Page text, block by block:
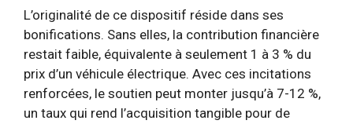
L’originalité de ce dispositif réside dans ses
bonifications. Sans elles, la contribution financière
restait faible, équivalente à seulement 1 à 3 % du
prix d’un véhicule électrique. Avec ces incitations
renforcées, le soutien peut monter jusqu’à 7-12 %,
un taux qui rend l’acquisition tangible pour de